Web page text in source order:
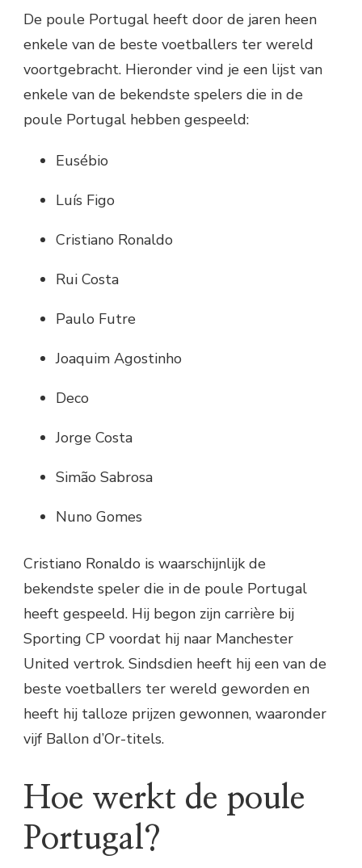
De poule Portugal heeft door de jaren heen
enkele van de beste voetballers ter wereld
voortgebracht. Hieronder vind je een lijst van
enkele van de bekendste spelers die in de
poule Portugal hebben gespeeld:
Eusébio
Luís Figo
Cristiano Ronaldo
Rui Costa
Paulo Futre
Joaquim Agostinho
Deco
Jorge Costa
Simão Sabrosa
Nuno Gomes
Cristiano Ronaldo is waarschijnlijk de
bekendste speler die in de poule Portugal
heeft gespeeld. Hij begon zijn carrière bij
Sporting CP voordat hij naar Manchester
United vertrok. Sindsdien heeft hij een van de
beste voetballers ter wereld geworden en
heeft hij talloze prijzen gewonnen, waaronder
vijf Ballon d’Or-titels.
Hoe werkt de poule
Portugal?